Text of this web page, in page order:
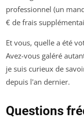
professionnel (un
€ de frais
Et vous, quelle a été
Avez-vous galéré
je suis curieux de
depuis l'an dernier.
Questions